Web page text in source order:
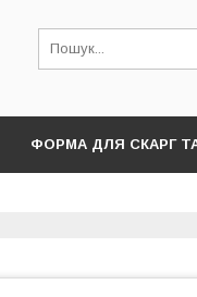
ФОРМА ДЛЯ СКАРГ